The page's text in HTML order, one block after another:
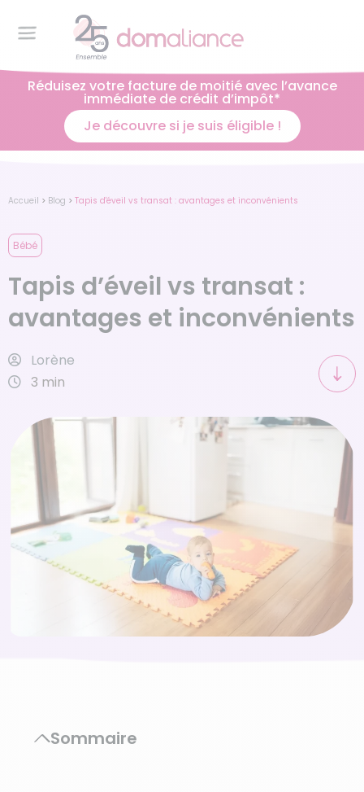
Réduisez votre facture de moitié avec l’avance
immédiate de crédit d’impôt*
Je découvre si je suis éligible !
Accueil > Blog > Tapis d'éveil vs transat : avantages et inconvénients
Bébé
Tapis d’éveil vs transat :
avantages et inconvénients
Lorène
3 min
Sommaire